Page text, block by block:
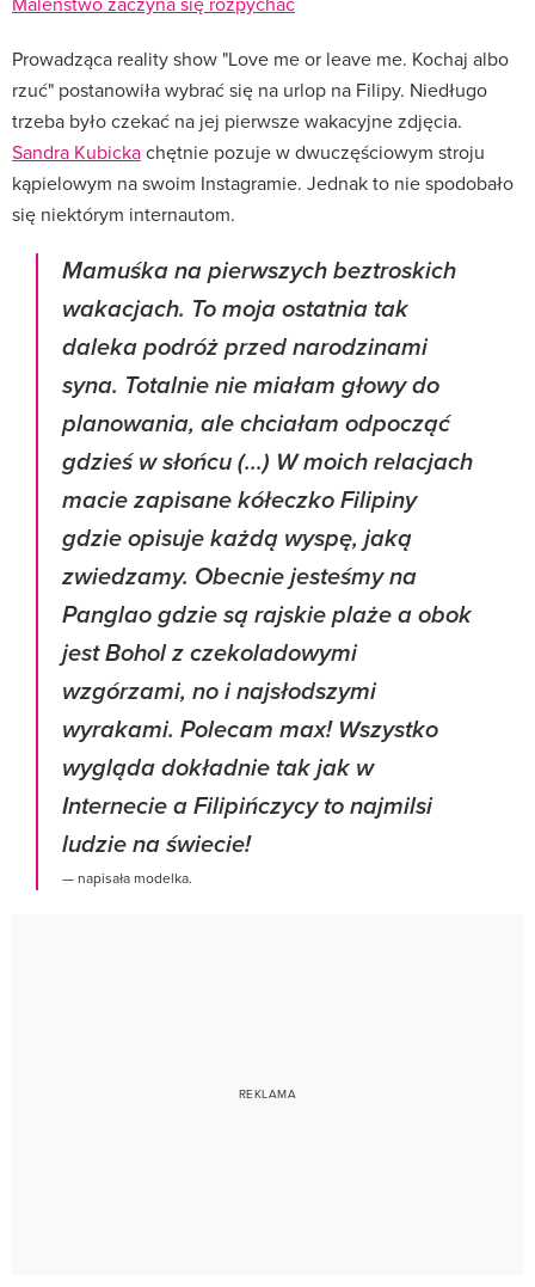
Prowadząca reality show "Love me or leave me. Kochaj albo
rzuć" postanowiła wybrać się na urlop na Filipy. Niedługo
trzeba było czekać na jej pierwsze wakacyjne zdjęcia.
Sandra Kubickachętnie pozuje w dwuczęściowym stroju
kąpielowym na swoim Instagramie. Jednak to nie spodobało
się niektórym internautom.
Mamuśka na pierwszych beztroskich
wakacjach. To moja ostatnia tak
daleka podróż przed narodzinami
syna. Totalnie nie miałam głowy do
planowania, ale chciałam odpocząć
gdzieś w słońcu (...) W moich relacjach
macie zapisane kółeczko Filipiny
gdzie opisuje każdą wyspę, jaką
zwiedzamy. Obecnie jesteśmy na
Panglao gdzie są rajskie plaże a obok
jest Bohol z czekoladowymi
wzgórzami, no i najsłodszymi
wyrakami. Polecam max! Wszystko
wygląda dokładnie tak jak w
Internecie a Filipińczycy to najmilsi
ludzie na świecie!
— napisała modelka.